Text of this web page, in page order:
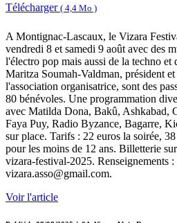
Télécharger ( 4,4 Mo )
A Montignac-Lascaux, le Vizara
vendredi 8 et samedi 9 août avec des
l'électro pop mais aussi de la techno et
Maritza Soumah-Valdman, président
l'association organisatrice, sont des
80 bénévoles. Une programmation
avec Matilda Dona, Bakû, Ashkabad,
Faya Puy, Radio Byzance, Bagarre,
sur place. Tarifs : 22 euros la soirée,
pour les moins de 12 ans. Billetterie
vizara-festival-2025. Renseignements
vizara.asso@gmail.com.
Voir l'article